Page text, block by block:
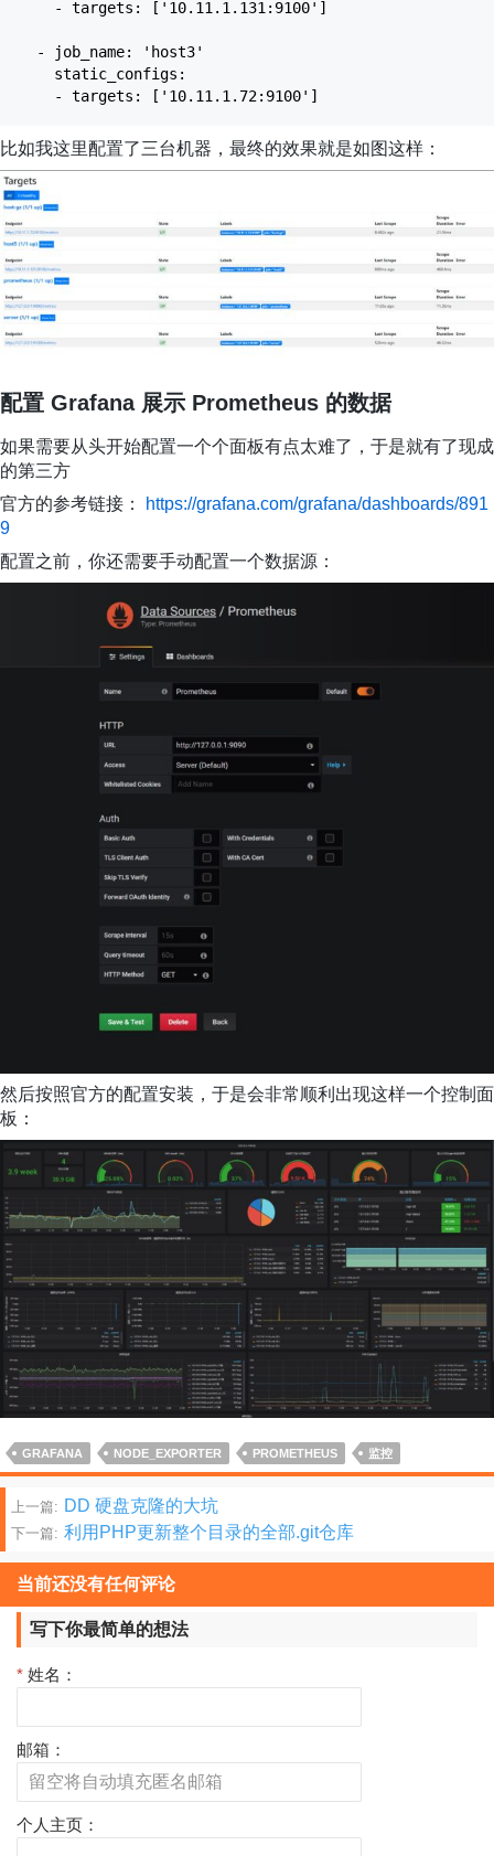
- targets: ['10.11.1.131:9100']
- job_name: 'host3'
static_configs:
- targets: ['10.11.1.72:9100']
比如我这里配置了三台机器，最终的效果就是如图这样：
配置 Grafana 展示 Prometheus 的数据
如果需要从头开始配置一个个面板有点太难了，于是就有了现成
的第三方
官方的参考链接：
https://grafana.com/grafana/dashboards/891
9
配置之前，你还需要手动配置一个数据源：
然后按照官方的配置安装，于是会非常顺利出现这样一个控制面
板：
GRAFANA NODE_EXPORTER PROMETHEUS 监控
文
章
分
页
上一篇: DD 硬盘克隆的大坑
下一篇: 利用PHP更新整个目录的全部.git仓库
当前还没有任何评论
写下你最简单的想法
* 姓名：
邮箱：
个人主页：